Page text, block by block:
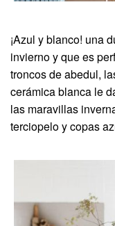
¡Azul y blanco! una
invierno y que es
troncos de abedul,
cerámica blanca le
las maravillas
terciopelo y copas